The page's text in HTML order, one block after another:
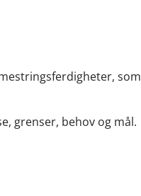
som
grenser, behov og mål.